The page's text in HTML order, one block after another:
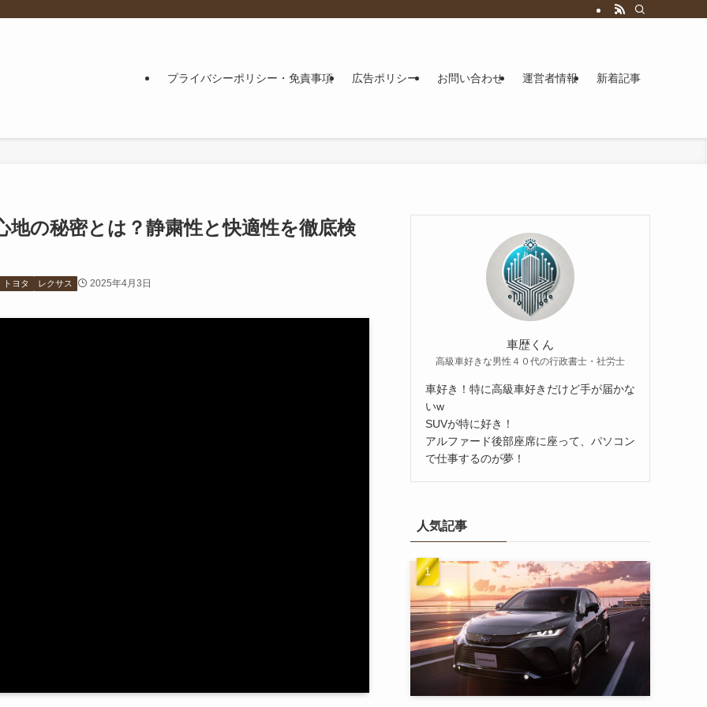
プライバシーポリシー・免責事項 広告ポリシー お問い合わせ 運営者情報 新着記事
の秘密とは？静粛性と快適性を徹底検
トヨタ レクサス 2025年4月3日
車歴くん
高級車好きな男性４０代の行政書士・社労士
車好き！特に高級車好きだけど手が届かな
いw
SUVが特に好き！
アルファード後部座席に座って、パソコン
で仕事するのが夢！
人気記事